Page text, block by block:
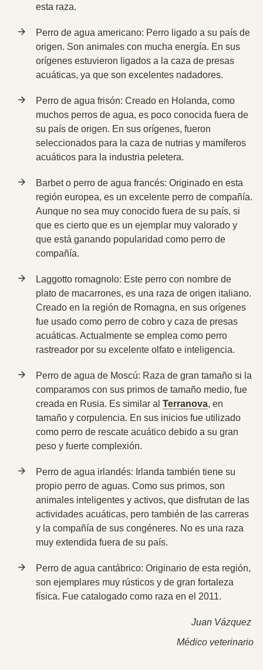
esta raza.
Perro de agua americano: Perro ligado a su país de
origen. Son animales con mucha energía. En sus
orígenes estuvieron ligados a la caza de presas
acuáticas, ya que son excelentes nadadores.
Perro de agua frisón: Creado en Holanda, como
muchos perros de agua, es poco conocida fuera de
su país de origen. En sus orígenes, fueron
seleccionados para la caza de nutrias y mamíferos
acuáticos para la industria peletera.
Barbet o perro de agua francés: Originado en esta
región europea, es un excelente perro de compañía.
Aunque no sea muy conocido fuera de su país, si
que es cierto que es un ejemplar muy valorado y
que está ganando popularidad como perro de
compañía.
Laggotto romagnolo: Este perro con nombre de
plato de macarrones, es una raza de origen italiano.
Creado en la región de Romagna, en sus orígenes
fue usado como perro de cobro y caza de presas
acuáticas. Actualmente se emplea como perro
rastreador por su excelente olfato e inteligencia.
Perro de agua de Moscú: Raza de gran tamaño si la
comparamos con sus primos de tamaño medio, fue
creada en Rusia. Es similar al Terranova, en
tamaño y corpulencia. En sus inicios fue utilizado
como perro de rescate acuático debido a su gran
peso y fuerte complexión.
Perro de agua irlandés: Irlanda también tiene su
propio perro de aguas. Como sus primos, son
animales inteligentes y activos, que disfrutan de las
actividades acuáticas, pero también de las carreras
y la compañía de sus congéneres. No es una raza
muy extendida fuera de su país.
Perro de agua cantábrico: Originario de esta región,
son ejemplares muy rústicos y de gran fortaleza
física. Fue catalogado como raza en el 2011.
Juan Vázquez
Médico veterinario